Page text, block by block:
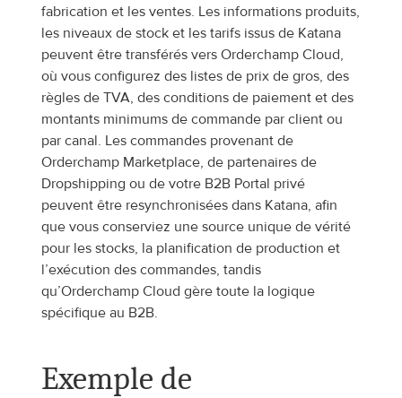
fabrication et les ventes. Les informations produits,
les niveaux de stock et les tarifs issus de Katana
peuvent être transférés vers Orderchamp Cloud,
où vous configurez des listes de prix de gros, des
règles de TVA, des conditions de paiement et des
montants minimums de commande par client ou
par canal. Les commandes provenant de
Orderchamp Marketplace, de partenaires de
Dropshipping ou de votre B2B Portal privé
peuvent être resynchronisées dans Katana, afin
que vous conserviez une source unique de vérité
pour les stocks, la planification de production et
l’exécution des commandes, tandis
qu’Orderchamp Cloud gère toute la logique
spécifique au B2B.
Exemple de